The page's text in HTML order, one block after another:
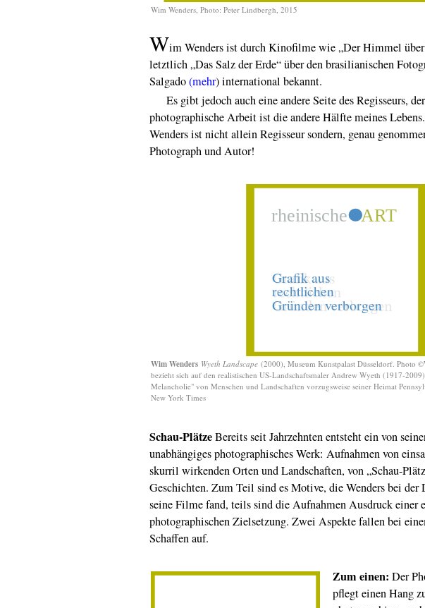
Wim Wenders, Photo: Peter Lindbergh, 2015
Wim Wenders ist durch Kinofilme wie „Der Himmel
letztlich „Das Salz der Erde“ über den brasilianischen
Salgado(mehr) international bekannt.
Es gibt jedoch auch eine andere Seite des Regisseurs,
photographische Arbeit ist die andere Hälfte meines
Wenders ist nicht allein Regisseur sondern, genau
Photograph und Autor!
Wim Wenders Wyeth Landscape (2000), Museum Kunstpalast Düsseldorf. Photo
bezieht sich auf den realistischen US-Landschaftsmaler Andrew Wyeth (1917-
Melancholie" von Menschen und Landschaften vorzugsweise seiner Heimat
New York Times
Schau-PlätzeBereits seit Jahrzehnten entsteht ein von
unabhängiges photographisches Werk: Aufnahmen von
skurril wirkenden Orten und Landschaften, von „Schau-
Geschichten. Zum Teil sind es Motive, die Wenders bei der
seine Filme fand, teils sind die Aufnahmen Ausdruck einer
photographischen Zielsetzung. Zwei Aspekte fallen bei
Schaffen auf.
Zum einen: Der
pflegt einen Hang